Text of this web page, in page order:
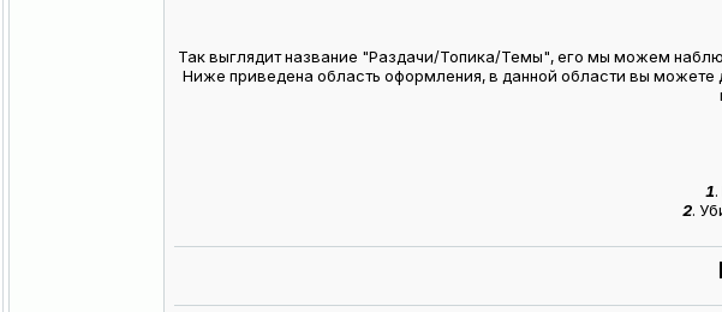
Так выглядит название "Раздачи/Топика/Темы", его мы можем
Ниже приведена область оформления, в данной области вы можете
1
2.